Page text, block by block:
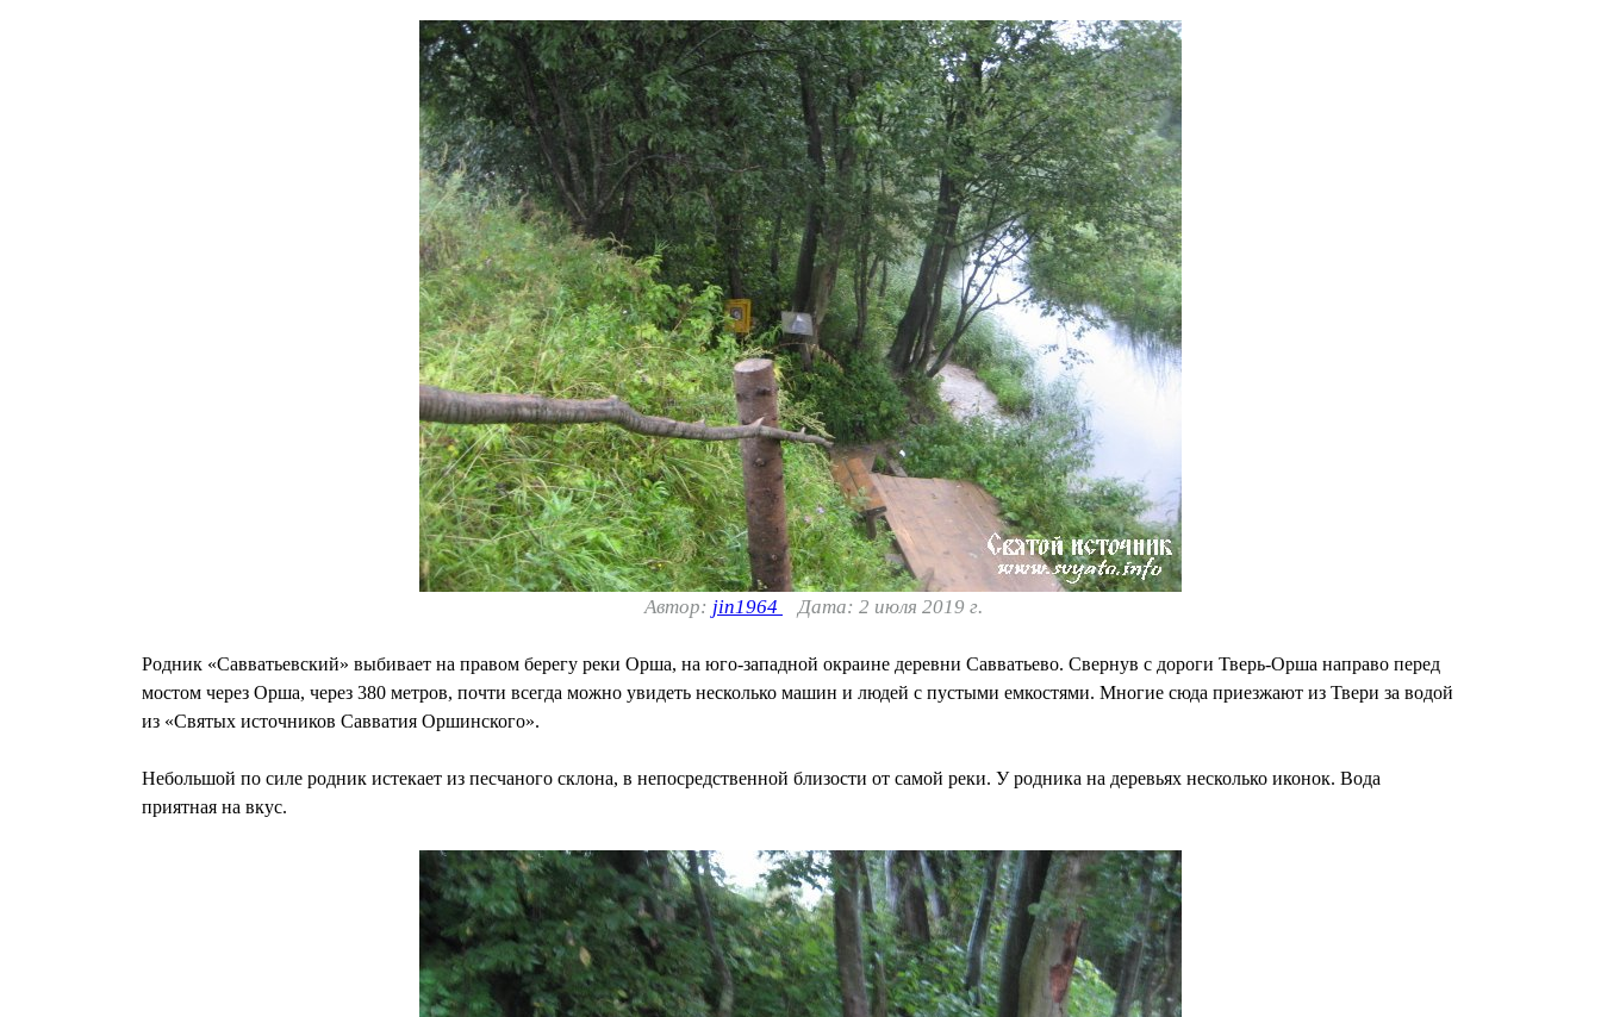
Автор: jin1964 Дата: 2 июля 2019 г.
Родник «Савватьевский» выбивает на правом берегу реки Орша, на юго-западной окраине деревни Савватьево. Свернув с дороги Тверь-Орша направо перед
мостом через Орша, через 380 метров, почти всегда можно увидеть несколько машин и людей с пустыми емкостями. Многие сюда приезжают из Твери за водой
из «Святых источников Савватия Оршинского».
Небольшой по силе родник истекает из песчаного склона, в непосредственной близости от самой реки. У родника на деревьях несколько иконок. Вода
приятная на вкус.